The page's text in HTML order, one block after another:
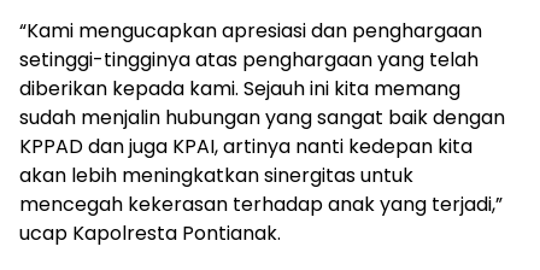
“Kami mengucapkan apresiasi dan penghargaan
setinggi-tingginya atas penghargaan yang telah
diberikan kepada kami. Sejauh ini kita memang
sudah menjalin hubungan yang sangat baik dengan
KPPAD dan juga KPAI, artinya nanti kedepan kita
akan lebih meningkatkan sinergitas untuk
mencegah kekerasan terhadap anak yang terjadi,”
ucap Kapolresta Pontianak.